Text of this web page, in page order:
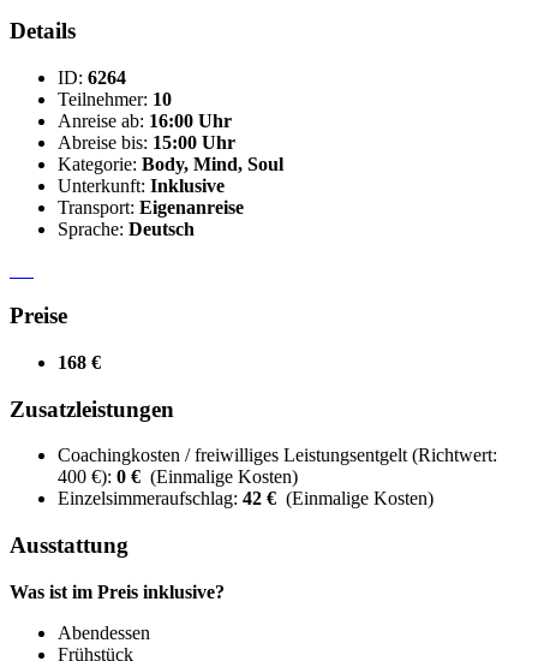
Details
ID: 6264
Teilnehmer: 10
Anreise ab: 16:00 Uhr
Abreise bis: 15:00 Uhr
Kategorie: Body, Mind, Soul
Unterkunft: Inklusive
Transport: Eigenanreise
Sprache: Deutsch
Preise
168 €
Zusatzleistungen
Coachingkosten / freiwilliges Leistungsentgelt (Richtwert:
400 €): 0 € (Einmalige Kosten)
Einzelsimmeraufschlag: 42 € (Einmalige Kosten)
Ausstattung
Was ist im Preis inklusive?
Abendessen
Frühstück